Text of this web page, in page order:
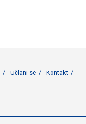
Učlani se
Kontakt